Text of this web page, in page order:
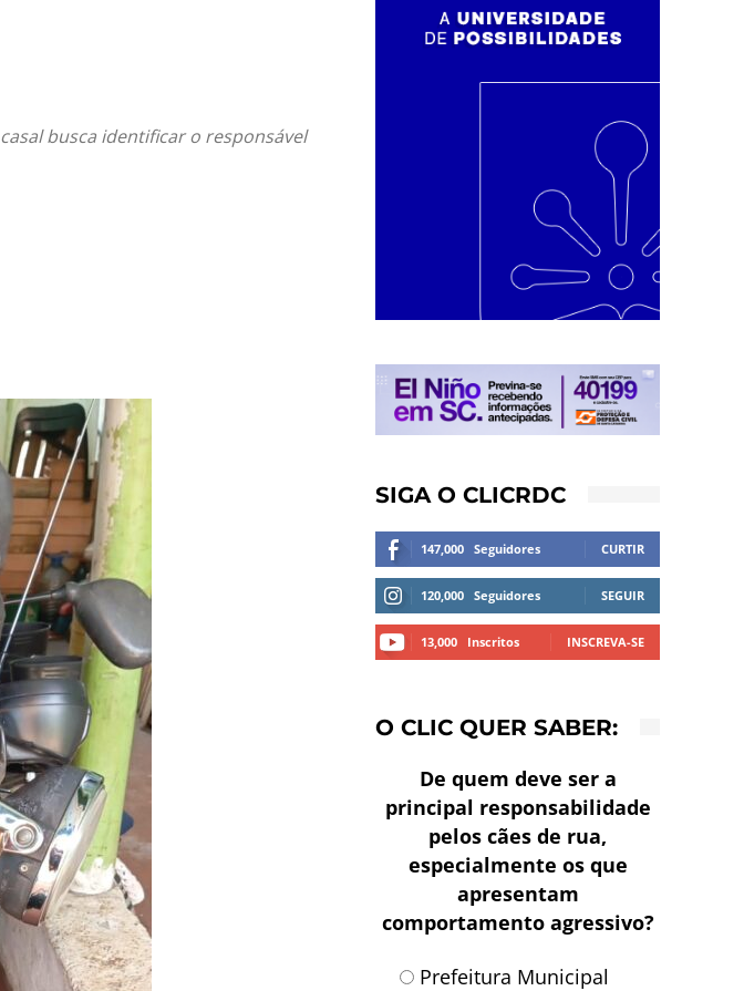
busca identificar o responsável
SIGA O CLICRDC
147,000 Seguidores CURTIR
120,000 Seguidores SEGUIR
13,000 Inscritos INSCREVA-SE
O CLIC QUER SABER:
De quem deve ser a
principal responsabilidade
pelos cães de rua,
especialmente os que
apresentam
comportamento agressivo?
Prefeitura Municipal